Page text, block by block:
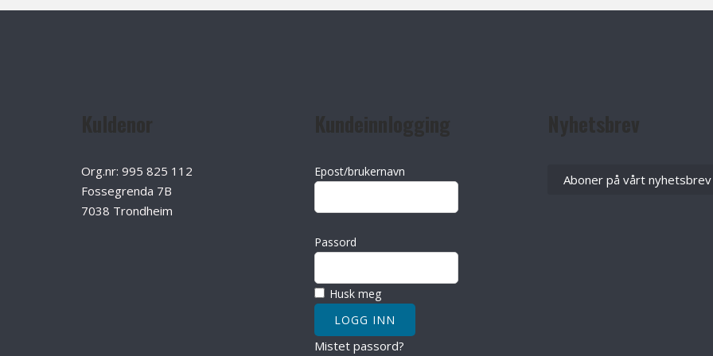
Org.nr: 995 825 112
Fossegrenda 7B
7038 Trondheim
Epost/brukernavn
Passord
Husk meg
Mistet passord?
Aboner på vårt nyhetsbrev